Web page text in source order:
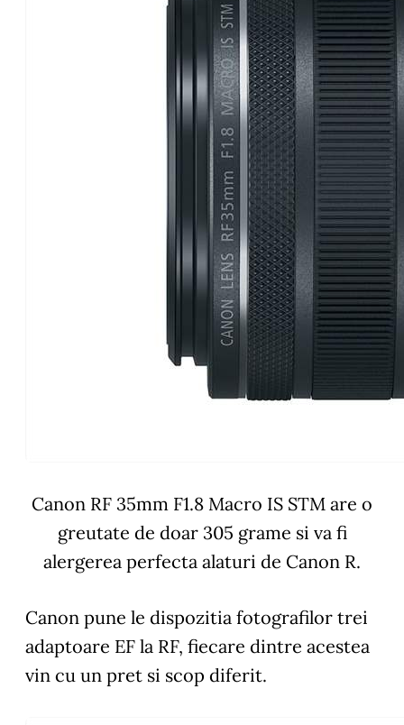
Canon RF 35mm F1.8 Macro IS STM are o
greutate de doar 305 grame si va fi
alergerea perfecta alaturi de Canon R.
Canon pune le dispozitia fotografilor trei
adaptoare EF la RF, fiecare dintre acestea
vin cu un pret si scop diferit.